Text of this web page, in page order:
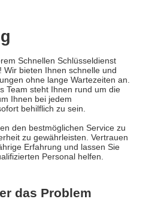
Schnellen Schlüsseldienst
Wir bieten Ihnen schnelle und
ohne lange Wartezeiten an.
Team steht Ihnen rund um die
Ihnen bei jedem
behilflich zu sein.
den bestmöglichen Service zu
zu gewährleisten. Vertrauen
Erfahrung und lassen Sie
Personal helfen.
das Problem